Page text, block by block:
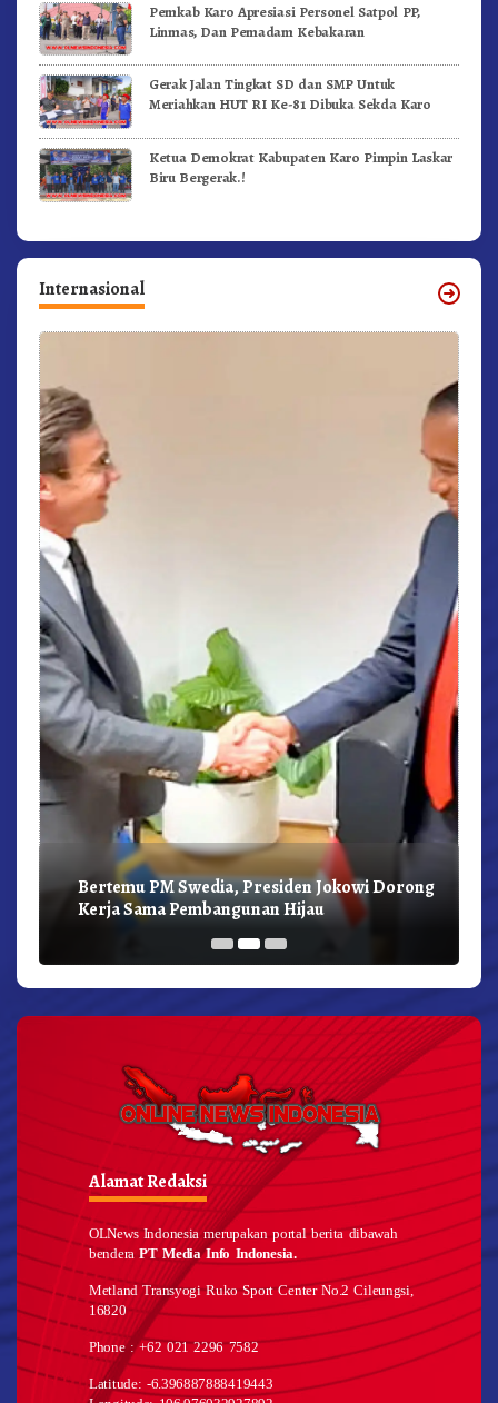
Pemkab Karo Apresiasi Personel Satpol PP,
Linmas, Dan Pemadam Kebakaran
Gerak Jalan Tingkat SD dan SMP Untuk
Meriahkan HUT RI Ke-81 Dibuka Sekda Karo
Ketua Demokrat Kabupaten Karo Pimpin Laskar
Biru Bergerak.!
Internasional
Bertemu PM Swedia, Presiden Jokowi Dorong
Kerja Sama Pembangunan Hijau
Alamat Redaksi
OLNews Indonesia merupakan portal berita dibawah
benderaPT Media Info Indonesia.
Metland Transyogi Ruko Sport Center No.2 Cileungsi,
16820
Phone : +62 021 2296 7582
Latitude: -6.396887888419443